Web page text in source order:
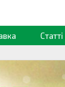
Статті